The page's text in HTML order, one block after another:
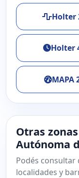
Holter
Holter
MAPA
Otras
Autónoma
Podés
localidades y